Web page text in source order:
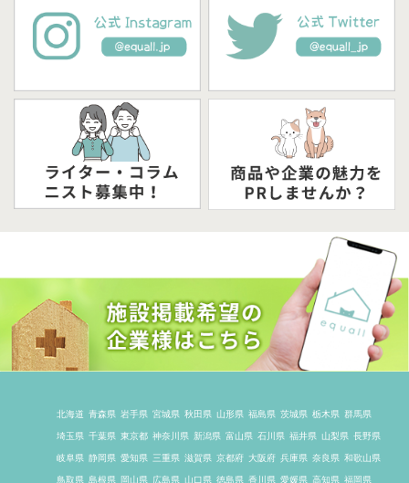
北海道 青森県 岩手県 宮城県 秋田県 山形県 福島県 茨城県 栃木県 群馬県
埼玉県 千葉県 東京都 神奈川県 新潟県 富山県 石川県 福井県 山梨県 長野県
岐阜県 静岡県 愛知県 三重県 滋賀県 京都府 大阪府 兵庫県 奈良県 和歌山県
鳥取県 島根県 岡山県 広島県 山口県 徳島県 香川県 愛媛県 高知県 福岡県